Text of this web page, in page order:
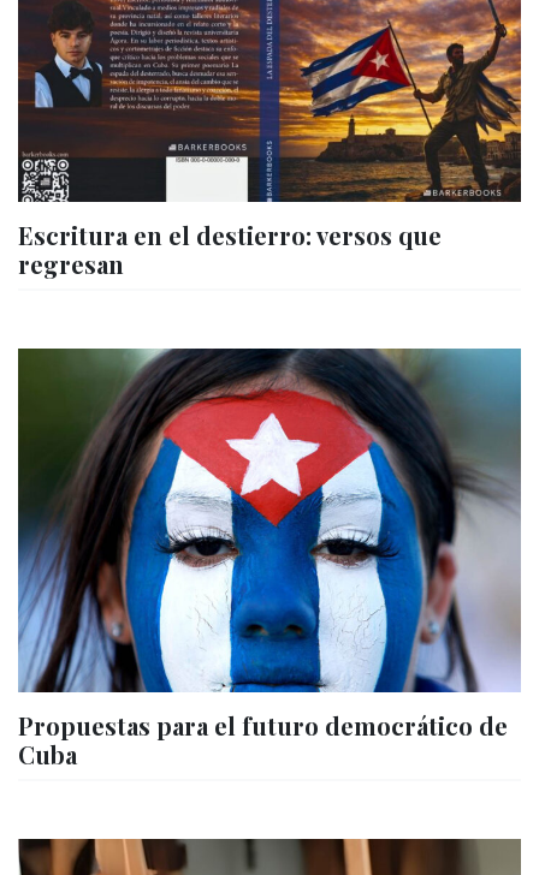
Escritura en el destierro: versos que
regresan
Propuestas para el futuro democrático de
Cuba